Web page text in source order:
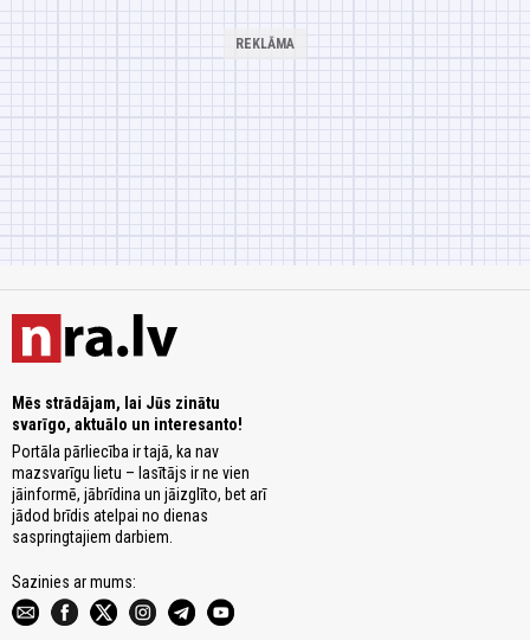
Mēs strādājam, lai Jūs zinātu
svarīgo, aktuālo un interesanto!
Portāla pārliecība ir tajā, ka nav
mazsvarīgu lietu – lasītājs ir ne vien
jāinformē, jābrīdina un jāizglīto, bet arī
jādod brīdis atelpai no dienas
saspringtajiem darbiem.
Sazinies ar mums: